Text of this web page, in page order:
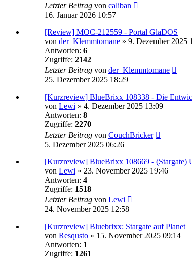
Letzter Beitrag von caliban
16. Januar 2026 10:57
[Review] MOC-212559 - Portal GlaDOS
von der_Klemmtomane » 9. Dezember 2025
Antworten: 6
Zugriffe: 2142
Letzter Beitrag von der_Klemmtomane
25. Dezember 2025 18:29
[Kurzreview] BlueBrixx 108338 - Die
von Lewi » 4. Dezember 2025 13:09
Antworten: 8
Zugriffe: 2270
Letzter Beitrag von CouchBricker
5. Dezember 2025 06:26
[Kurzreview] BlueBrixx 108669 - (Stargate)
von Lewi » 23. November 2025 19:46
Antworten: 4
Zugriffe: 1518
Letzter Beitrag von Lewi
24. November 2025 12:58
[Kurzreview] Bluebrixx: Stargate auf Planet
von Resqusto » 15. November 2025 09:14
Antworten: 1
Zugriffe: 1261